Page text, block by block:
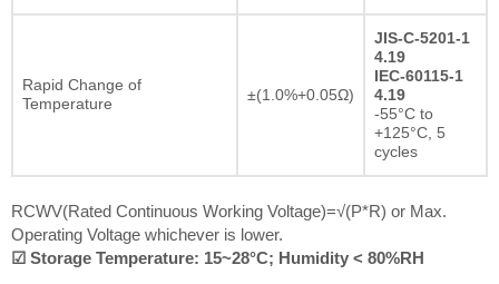
Rapid Change of
Temperature
±(1.0%+0.05Ω)
JIS-C-5201-1
4.19
IEC-60115-1
4.19
-55°C to
+125°C, 5
cycles
RCWV(Rated Continuous Working Voltage)=√(P*R) or Max.
Operating Voltage whichever is lower.
☑ Storage Temperature: 15~28°C; Humidity < 80%RH